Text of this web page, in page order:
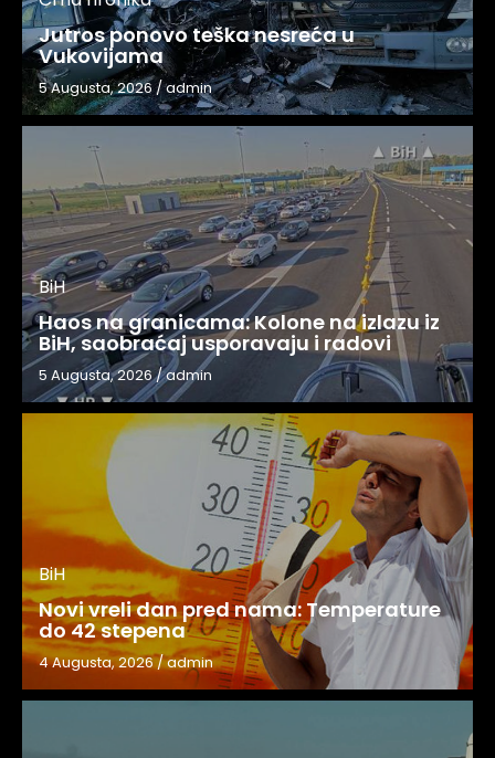
Jutros ponovo teška nesreća u
Vukovijama
5 Augusta, 2026/admin
BiH
Haos na granicama: Kolone na izlazu iz
BiH, saobraćaj usporavaju i radovi
5 Augusta, 2026/admin
BiH
Novi vreli dan pred nama: Temperature
do 42 stepena
4 Augusta, 2026/admin